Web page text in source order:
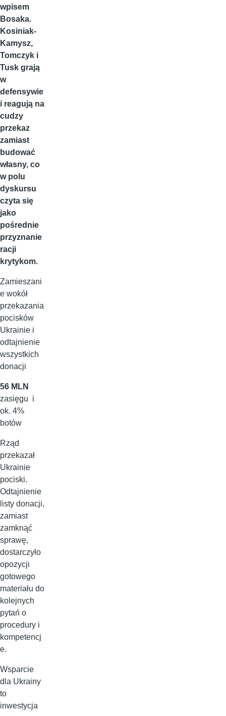
wpisem
Bosaka.
Kosiniak-
Kamysz,
Tomczyk i
Tusk grają
w
defensywie
i reagują na
cudzy
przekaz
zamiast
budować
własny, co
w polu
dyskursu
czyta się
jako
pośrednie
przyznanie
racji
krytykom.
Zamieszani
e wokół
przekazania
pocisków
Ukrainie i
odtajnienie
wszystkich
donacji
56 MLN
zasięgu i
ok. 4%
botów
Rząd
przekazał
Ukrainie
pociski.
Odtajnienie
listy donacji,
zamiast
zamknąć
sprawę,
dostarczyło
opozycji
gotowego
materiału do
kolejnych
pytań o
procedury i
kompetencj
e.
Wsparcie
dla Ukrainy
to
inwestycja